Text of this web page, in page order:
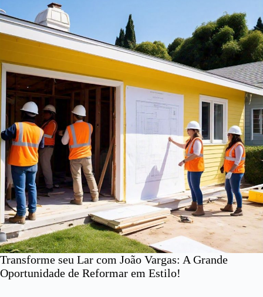
Transforme seu Lar com João Vargas: A Grande
Oportunidade de Reformar em Estilo!